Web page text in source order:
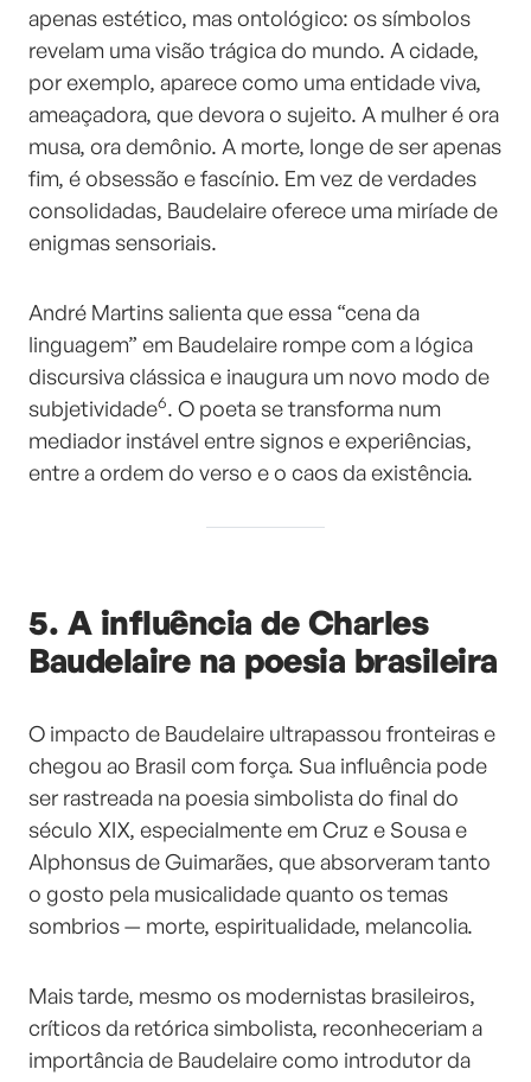
apenas estético, mas ontológico: os símbolos
revelam uma visão trágica do mundo. A cidade,
por exemplo, aparece como uma entidade viva,
ameaçadora, que devora o sujeito. A mulher é ora
musa, ora demônio. A morte, longe de ser apenas
fim, é obsessão e fascínio. Em vez de verdades
consolidadas, Baudelaire oferece uma miríade de
enigmas sensoriais.
André Martins salienta que essa “cena da
linguagem” em Baudelaire rompe com a lógica
discursiva clássica e inaugura um novo modo de
subjetividade6. O poeta se transforma num
mediador instável entre signos e experiências,
entre a ordem do verso e o caos da existência.
5. A influência de Charles
Baudelaire na poesia brasileira
O impacto de Baudelaire ultrapassou fronteiras e
chegou ao Brasil com força. Sua influência pode
ser rastreada na poesia simbolista do final do
século XIX, especialmente em Cruz e Sousa e
Alphonsus de Guimarães, que absorveram tanto
o gosto pela musicalidade quanto os temas
sombrios — morte, espiritualidade, melancolia.
Mais tarde, mesmo os modernistas brasileiros,
críticos da retórica simbolista, reconheceriam a
importância de Baudelaire como introdutor da